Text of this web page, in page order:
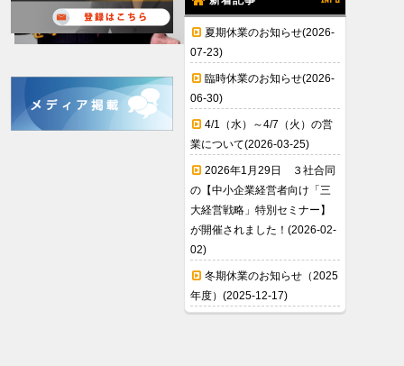
夏期休業のお知らせ(2026-
07-23)
臨時休業のお知らせ(2026-
06-30)
4/1（水）～4/7（火）の営
業について(2026-03-25)
2026年1月29日 ３社合同
の【中小企業経営者向け「三
大経営戦略」特別セミナー】
が開催されました！(2026-02-
02)
冬期休業のお知らせ（2025
年度）(2025-12-17)